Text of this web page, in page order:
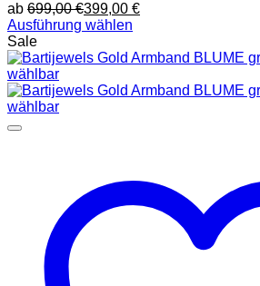
ab 699,00€399,00 €
Ausführung wählen
Dieses
Produkt
weist
mehrere
Varianten
auf.
Produktseite
gewählt
werden
Sale